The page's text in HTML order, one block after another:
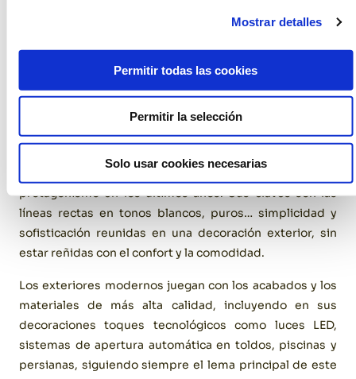
Mostrar detalles
Permitir todas las cookies
Permitir la selección
Solo usar cookies necesarias
protagonismo en los últimos años. Sus claves son las
líneas rectas en tonos blancos, puros… simplicidad y
sofisticación reunidas en una decoración exterior, sin
estar reñidas con el confort y la comodidad.
Los exteriores modernos juegan con los acabados y los
materiales de más alta calidad, incluyendo en sus
decoraciones toques tecnológicos como luces LED,
sistemas de apertura automática en toldos, piscinas y
persianas, siguiendo siempre el lema principal de este